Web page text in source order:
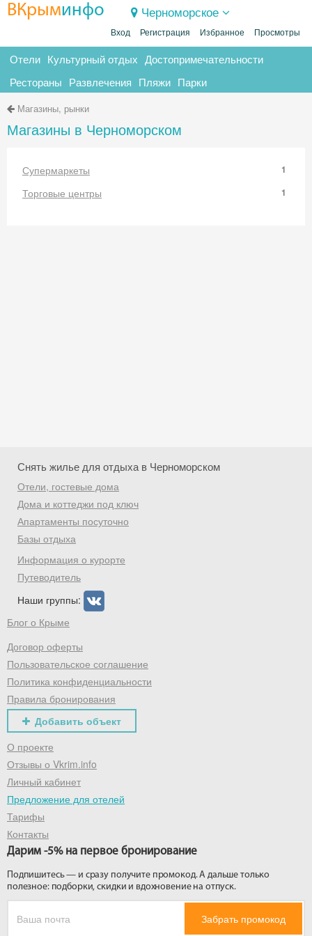
ВКрыминфо Черноморское
Вход Регистрация Избранное Просмотры
Отели Культурный отдых Достопримечательности
Рестораны Развлечения Пляжи Парки
Магазины, рынки
Магазины в Черноморском
Супермаркеты 1
Торговые центры 1
Снять жилье для отдыха в Черноморском
Отели, гостевые дома
Дома и коттеджи под ключ
Апартаменты посуточно
Базы отдыха
Информация о курорте
Путеводитель
Наши группы:
Блог о Крыме
Договор оферты
Пользовательское соглашение
Политика конфиденциальности
Правила бронирования
Добавить объект
О проекте
Отзывы о Vkrim.info
Личный кабинет
Предложение для отелей
Тарифы
Контакты
Дарим -5% на первое бронирование
Подпишитесь — и сразу получите промокод. А дальше только
полезное: подборки, скидки и вдохновение на отпуск.
Забрать промокод
Скидка −5%
Хочешь дешевле? Оставь почту и получи
промокод на первое бронирование!